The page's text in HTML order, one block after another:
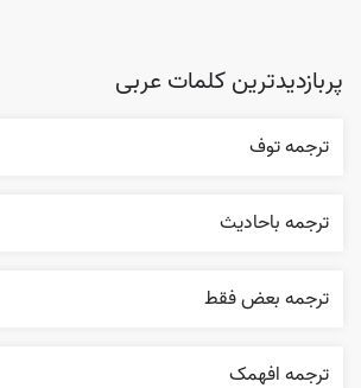
پربازدیدترین کلمات عربی
ترجمه توف
ترجمه باحاديث
ترجمه بعض فقط
ترجمه افهمک